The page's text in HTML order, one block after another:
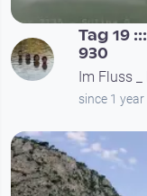
Tag 19
930
Im Fluss
since 1